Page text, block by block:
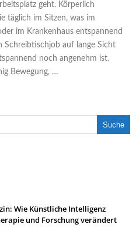
geht. Körperlich
täglich im Sitzen, was im
im Krankenhaus entspannend
Schreibtischjob auf lange Sicht
noch angenehm ist.
Bewegung, …
Wie Künstliche Intelligenz
und Forschung verändert